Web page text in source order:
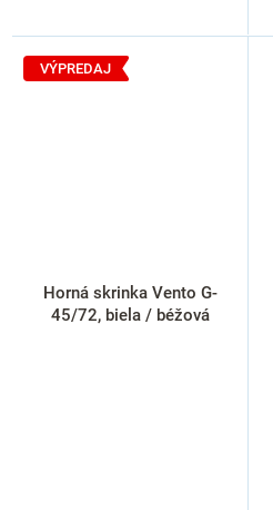
VÝPREDAJ
Horná skrinka Vento G-
45/72, biela / béžová